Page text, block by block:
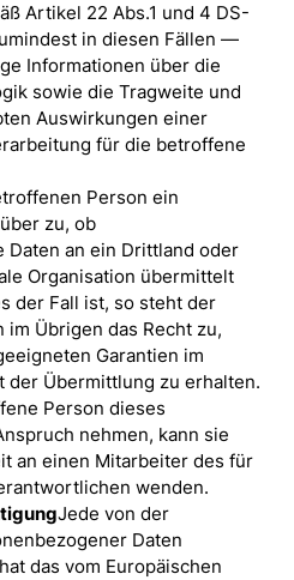
Artikel 22 Abs.1 und 4 DS-
in diesen Fällen —
Informationen über die
sowie die Tragweite und
Auswirkungen einer
für die betroffene
Person ein
zu, ob
Daten an ein Drittland oder
Organisation übermittelt
der Fall ist, so steht der
Übrigen das Recht zu,
Garantien im
der Übermittlung zu erhalten.
Person dieses
nehmen, kann sie
an einen Mitarbeiter des für
wenden.
Jede von der
Daten
das vom Europäischen